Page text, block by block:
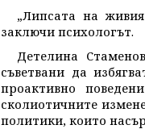
„Липсата на
заключи психологът.
Детелина
съветвани да
проактивно
сколиотичните
политики, които